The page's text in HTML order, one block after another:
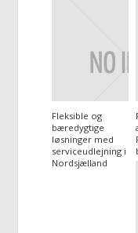
Fleksible og
bæredygtige
løsninger med
serviceudlejning i
Nordsjælland